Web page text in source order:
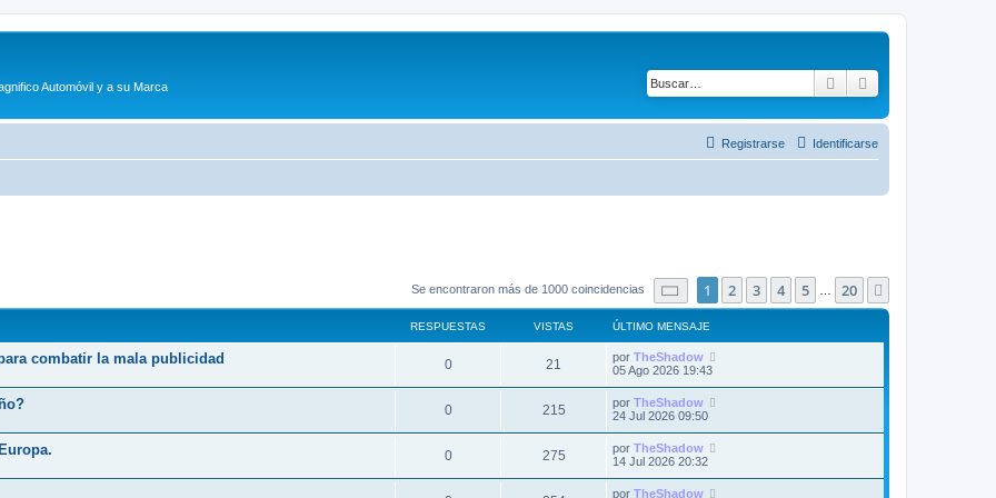
Automóvil y a su Marca Buscar
Identificarse
Registrarse
Se encontraron más de 1000 coincidencias Página1 de 20
1 2 3 4 5 20
RESPUESTAS VISTAS ÚLTIMO MENSAJE
combatir la mala publicidad 0R
e
p
u
21
i
t
a
Ú
l
m
o
m
e
n
s
a
por TheShadow
05 Ago 2026 19:43
0R
e
215V
i
Ú
l
m
o
m
e
por TheShadow
24 Jul 2026 09:50
0R
e
275V
i
Ú
por TheShadow
14 Jul 2026 20:32
Ú
por TheShadow